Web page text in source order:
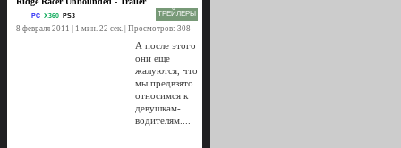
ТРЕЙЛЕРЫ
PC X360 PS3
8 февраля 2011 | 1 мин. 22 сек. | Просмотров: 308
А после этого
они еще
жалуются, что
мы предвзято
относимся к
девушкам-
водителям....